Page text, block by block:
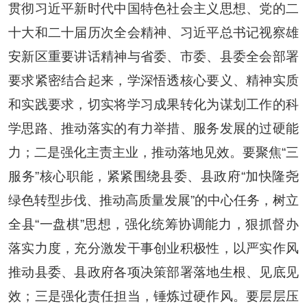
贯彻习近平新时代中国特色社会主义思想、党的二
十大和二十届历次全会精神、习近平总书记视察雄
安新区重要讲话精神与省委、市委、县委全会部署
要求紧密结合起来，学深悟透核心要义、精神实质
和实践要求，切实将学习成果转化为谋划工作的科
学思路、推动落实的有力举措、服务发展的过硬能
力；二是强化主责主业，推动落地见效。要聚焦“三
服务”核心职能，紧紧围绕县委、县政府“加快隆尧
绿色转型步伐、推动高质量发展”的中心任务，树立
全县“一盘棋”思想，强化统筹协调能力，狠抓督办
落实力度，充分激发干事创业积极性，以严实作风
推动县委、县政府各项决策部署落地生根、见底见
效；三是强化责任担当，锤炼过硬作风。要层层压